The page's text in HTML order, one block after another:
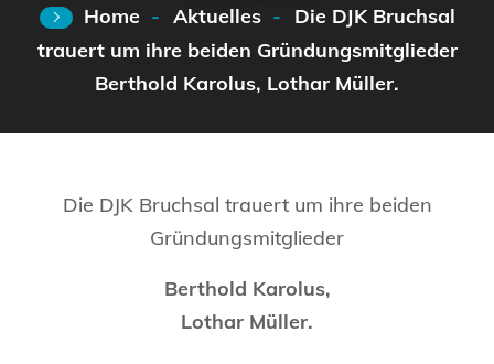
Home Aktuelles
Die DJK Bruchsal
trauert um ihre beiden Gründungsmitglieder
Berthold Karolus, Lothar Müller.
Die DJK Bruchsal trauert um ihre beiden
Gründungsmitglieder
Berthold Karolus,
Lothar Müller.